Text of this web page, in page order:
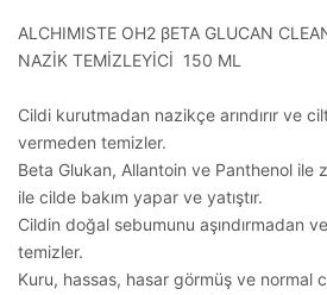
ALCHIMISTE OH2 βETA GLUCAN
NAZİK TEMİZLEYİCİ 150 ML
Cildi kurutmadan nazikçe arındırır ve
vermeden temizler.
Beta Glukan, Allantoin ve Panthenol ile
ile cilde bakım yapar ve yatıştır.
Cildin doğal sebumunu aşındırmadan
temizler.
Kuru, hassas, hasar görmüş ve normal